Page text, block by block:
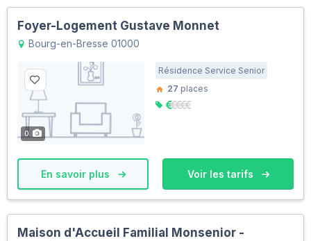
Foyer-Logement Gustave Monnet
Bourg-en-Bresse 01000
0
Résidence Service Senior
27 places
En savoir plus Voir les tarifs
Maison d'Accueil Familial Monsenior -